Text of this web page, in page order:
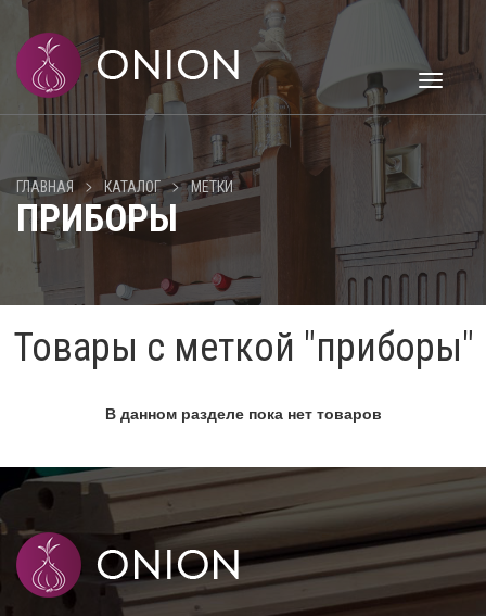
Toggle
ГЛАВНАЯ > КАТАЛОГ > МЕТКИ
ПРИБОРЫ
Товары с меткой "приборы"
В данном разделе пока нет товаров